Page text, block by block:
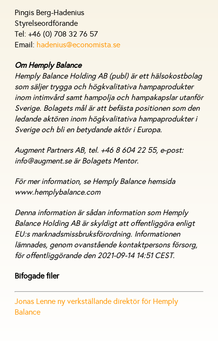
Pingis Berg-Hadenius
Styrelseordförande
Tel: +46 (0) 708 32 76 57
Email: hadenius@economista.se
Om Hemply Balance
Hemply Balance Holding AB (publ) är ett hälsokostbolag
som säljer trygga och högkvalitativa hampaprodukter
inom intimvård samt hampolja och hampakapslar utanför
Sverige. Bolagets mål är att befästa positionen som den
ledande aktören inom högkvalitativa hampaprodukter i
Sverige och bli en betydande aktör i Europa.
Augment Partners AB, tel. +46 8 604 22 55, e-post:
info@augment.se är Bolagets Mentor.
För mer information, se Hemply Balance hemsida
www.hemplybalance.com
Denna information är sådan information som Hemply
Balance Holding AB är skyldigt att offentliggöra enligt
EU:s marknadsmissbruksförordning. Informationen
lämnades, genom ovanstående kontaktpersons försorg,
för offentliggörande den 2021-09-14 14:51 CEST.
Bifogade filer
Jonas Lenne ny verkställande direktör för Hemply
Balance